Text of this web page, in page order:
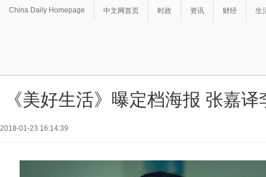
China Daily Homepage 中文网首页 时政 资讯 财经 生
《美好生活》曝定档海报 张嘉
2018-01-23 16:14:39